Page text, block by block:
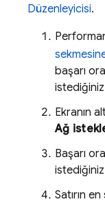
Düzenleyicisi.
başarı
Ekranın
Ağ
Başarı
istediğiniz
Satırın